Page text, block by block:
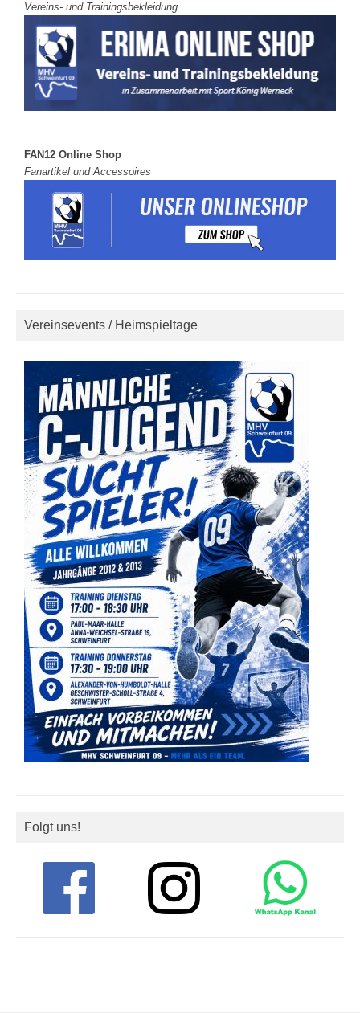
Vereins- und Trainingsbekleidung
FAN12 Online Shop
Fanartikel und Accessoires
Vereinsevents / Heimspieltage
Folgt uns!